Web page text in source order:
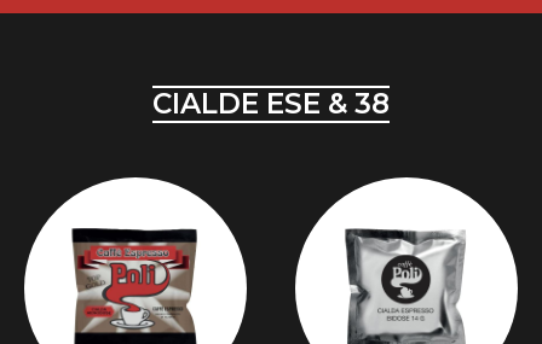
CIALDE ESE & 38